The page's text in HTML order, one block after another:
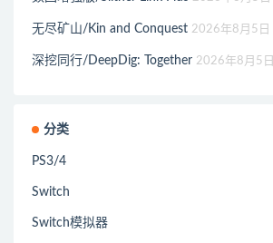
无尽矿山/Kin and Conquest 2026年8月5日
深挖同行/DeepDig: Together 2026年8月5日
分类
PS3/4
Switch
Switch模拟器